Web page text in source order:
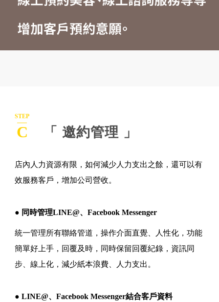
STEP
C 「 邀約管理 」
店內人力資源有限，如何減少人力支出之餘，還可以有
效服務客戶，增加公司營收。
● 同時管理LINE@、Facebook Messenger
統一管理所有聯絡管道，操作介面直覺、人性化，功能
簡單好上手，回覆及時，同時保留回覆紀錄，資訊同
步、線上化，減少紙本浪費、人力支出。
● LINE@、Facebook Messenger結合客戶資料